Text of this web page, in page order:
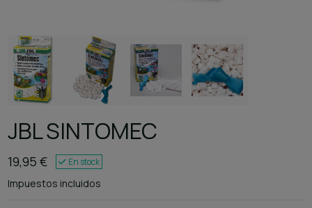
JBL SINTOMEC
19,95 € En stock
Impuestos incluidos